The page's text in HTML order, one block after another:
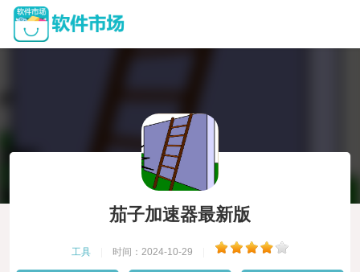
茄子加速器最新版
工具 时间：2024-10-29